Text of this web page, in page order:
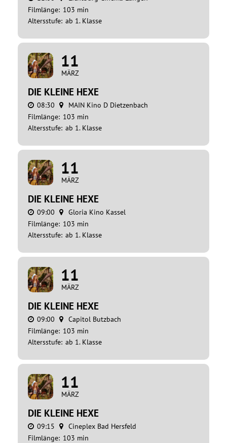
Filmlänge: 103 min
Altersstufe: ab 1. Klasse
11
MÄRZ
DIE KLEINE HEXE
08:30
MAIN Kino D Dietzenbach
Filmlänge: 103 min
Altersstufe: ab 1. Klasse
11
MÄRZ
DIE KLEINE HEXE
09:00
Gloria Kino Kassel
Filmlänge: 103 min
Altersstufe: ab 1. Klasse
11
MÄRZ
DIE KLEINE HEXE
09:00
Capitol Butzbach
Filmlänge: 103 min
Altersstufe: ab 1. Klasse
11
MÄRZ
DIE KLEINE HEXE
09:15
Cineplex Bad Hersfeld
Filmlänge: 103 min